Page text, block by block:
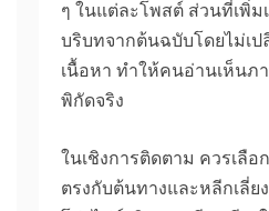
ๆ ในแต่ละโพสต์ ส่วนที่เพิ่ม
บริบทจากต้นฉบับโดยไม่เ
เนื้อหา ทำให้คนอ่านเห็น
พิกัดจริง
ในเชิงการติดตาม ควรเลื
ตรงกับต้นทางและหลีกเลี่ย